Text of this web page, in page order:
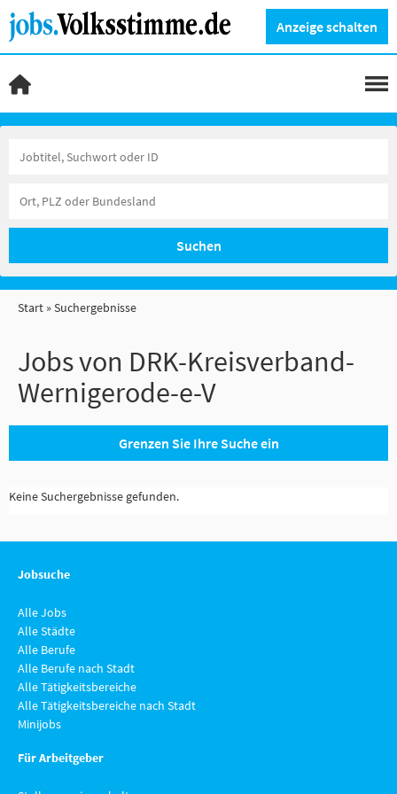
Anzeige schalten
Suchen
Start Suchergebnisse
Jobs von DRK-Kreisverband-
Wernigerode-e-V
Grenzen Sie Ihre Suche ein
Keine Suchergebnisse gefunden.
Jobsuche
Alle Jobs
Alle Städte
Alle Berufe
Alle Berufe nach Stadt
Alle Tätigkeitsbereiche
Alle Tätigkeitsbereiche nach Stadt
Minijobs
Für Arbeitgeber